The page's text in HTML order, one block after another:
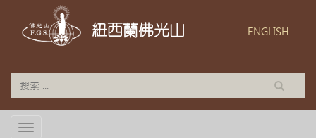
紐西蘭佛光山 ENGLISH
TOGGLE NAVIGATION